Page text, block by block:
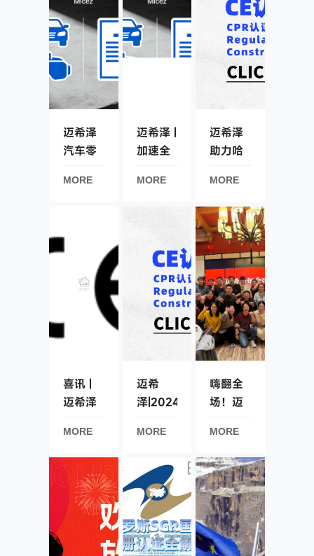
EAD
么变
化？
场准入
的“黄金
钥匙”
迈希泽
汽车零
口越南
MORE
迈希泽 |
加速全
局：汽
VR认证
攻略
MORE
迈希泽
助力哈
纤复合
材料产
品成功
通过欧
盟CE认
证！
MORE
喜讯 |
迈希泽
盟
NB2518
授权，
国际认
证服务
升级！
MORE
迈希
泽|2024/3110/EU
法规介
MORE
嗨翻全
场！迈
会名场
面直
击：老
员工十
年致
敬、新
员工好
MORE